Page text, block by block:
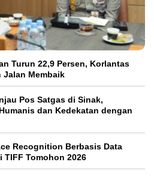
Turun 22,9 Persen, Korlantas
Jalan Membaik
Pos Satgas di Sinak,
dan Kedekatan dengan
Recognition Berbasis Data
TIFF Tomohon 2026